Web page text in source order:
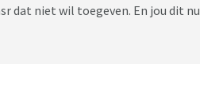
dat niet wil toegeven. En jou dit nu